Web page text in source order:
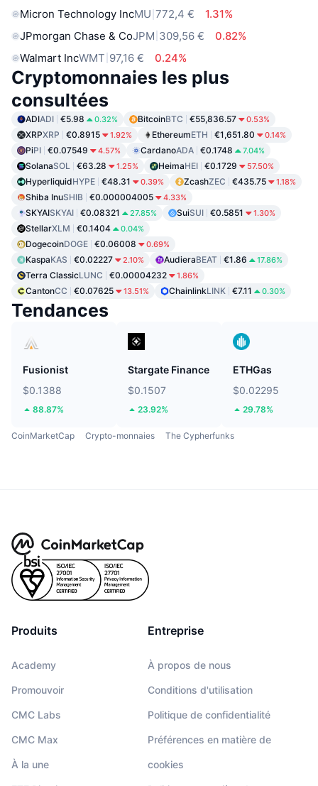
Micron Technology IncMU 772,4 €
1.31%
JPmorgan Chase & CoJPM 309,56 €
0.82%
Walmart IncWMT 97,16 € 0.24%
Cryptomonnaies les plus
consultées
ADIADI €5.98 0.32% BitcoinBTC €55,836.57 0.53%
XRPXRP €0.8915 1.92% EthereumETH €1,651.80 0.14%
PiPI €0.07549 4.57% CardanoADA €0.1748 7.04%
SolanaSOL €63.28 1.25% HeimaHEI €0.1729 57.50%
HyperliquidHYPE €48.31 0.39% ZcashZEC €435.75 1.18%
Shiba InuSHIB €0.000004005 4.33%
SKYAISKYAI €0.08321 27.85% SuiSUI €0.5851 1.30%
StellarXLM €0.1404 0.04%
DogecoinDOGE €0.06008 0.69%
KaspaKAS €0.02227 2.10% AudieraBEAT €1.86 17.86%
Terra ClassicLUNC €0.00004232 1.86%
CantonCC €0.07625 13.51% ChainlinkLINK €7.11 0.30%
Tendances
Fusionist
$0.1388
88.87%
Stargate Finance
$0.1507
23.92%
ETHGas
$0.02295
29.78%
CoinMarketCap Crypto-monnaies The Cypherfunks
Produits
Academy
Promouvoir
CMC Labs
CMC Max
À la une
Entreprise
À propos de nous
Conditions d'utilisation
Politique de confidentialité
Préférences en matière de
cookies